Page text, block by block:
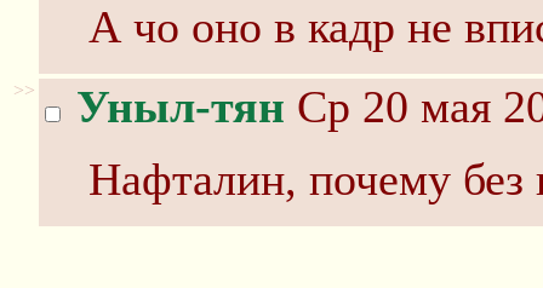
А чо оно в кадр не
>> Уныл-тян Ср 20 мая
Нафталин, почему без